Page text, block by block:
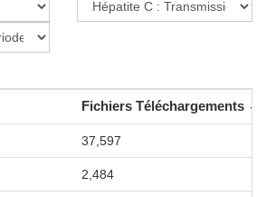
Fichiers Téléchargements
37,597
2,484